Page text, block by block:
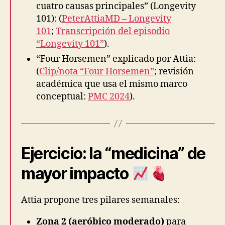
cuatro causas principales” (Longevity
101): (PeterAttiaMD – Longevity
101; Transcripción del episodio
“Longevity 101”).
“Four Horsemen” explicado por Attia:
(Clip/nota “Four Horsemen”; revisión
académica que usa el mismo marco
conceptual: PMC 2024).
Ejercicio: la “medicina” de
mayor impacto
Attia propone tres pilares semanales:
Zona 2 (aeróbico moderado)para